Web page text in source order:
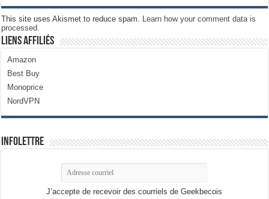
This site uses Akismet to reduce spam. Learn how your comment data is
processed.
Liens Affiliés
Amazon
Best Buy
Monoprice
NordVPN
Infolettre
J’accepte de recevoir des courriels de Geekbecois